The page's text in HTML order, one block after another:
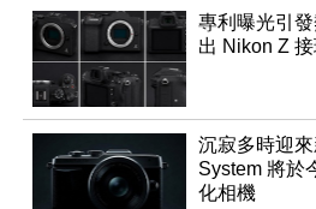
專利曝光引
出 Nikon Z
沉寂多時迎
System 將於
化相機